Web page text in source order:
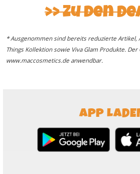
>> Zu den
* Ausgenommen sind bereits reduzierte Artikel,
Things Kollektion sowie Viva Glam Produkte.
www.maccosmetics.de anwendbar.
APP